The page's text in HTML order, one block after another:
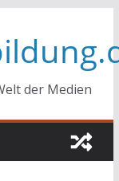
der Medien